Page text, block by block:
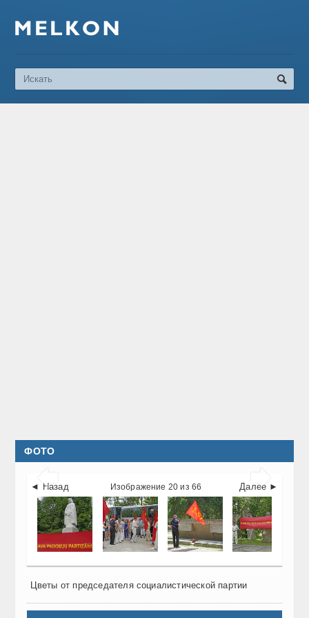
ФОТО
 
◄ Назад Далее ►
Изображение 20 из 66
Цветы от председателя социалистической партии